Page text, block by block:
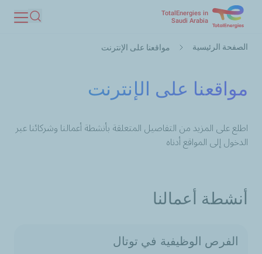
المحتوى
TotalEnergies in
Saudi Arabia
بحث
مسار
الصفحة الرئيسية مواقعنا على الإنترنت
مواقعنا على الإنترنت
اطلع على المزيد من التفاصيل المتعلقة بأنشطة أعمالنا وشركائنا عبر
الدخول إلى المواقع أدناه
أنشطة أعمالنا
الفرص الوظيفية في توتال